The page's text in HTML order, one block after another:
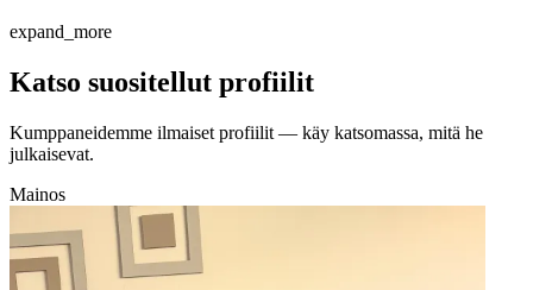
expand_more
Katso suositellut profiilit
Kumppaneidemme ilmaiset profiilit — käy katsomassa, mitä he
julkaisevat.
Mainos